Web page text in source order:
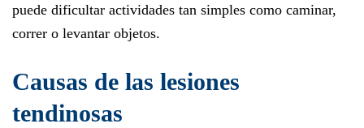
puede dificultar actividades tan simples como caminar,
correr o levantar objetos.
Causas de las lesiones
tendinosas